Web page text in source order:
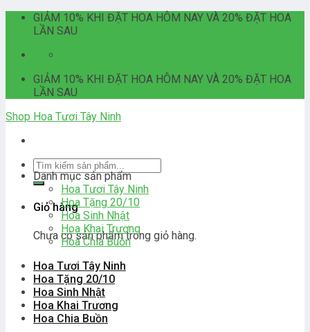
Skip
GIẢM 10% KHI ĐẶT HOA HÔM NAY VÀ 20% ĐẶT HOA
LẦN SAU
GIẢM 10% KHI ĐẶT HOA HÔM NAY VÀ 20% ĐẶT HOA
LẦN SAU
Shop Hoa Tươi Tây Ninh
Tìm
kiếm:
Giỏ hàng
Chưa có sản phẩm trong giỏ hàng.
Danh mục sản phẩm
Hoa Tươi Tây Ninh
Hoa Tặng 20/10
Hoa Sinh Nhật
Hoa Khai Trương
Hoa Chia Buồn
Hoa Tươi Tây Ninh
Hoa Tặng 20/10
Hoa Sinh Nhật
Hoa Khai Trương
Hoa Chia Buồn